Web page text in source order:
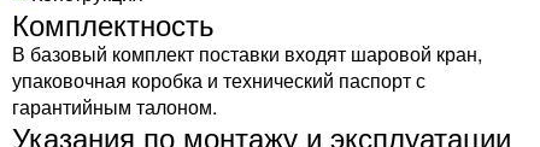
Комплектность
В базовый комплект поставки входят шаровой кран,
упаковочная коробка и технический паспорт с
гарантийным талоном.
Указания по монтажу и эксплуатации